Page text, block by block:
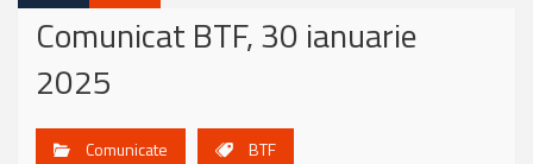
Comunicat BTF, 30 ianuarie
2025
Comunicate BTF